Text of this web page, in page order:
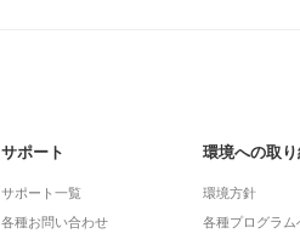
サポート
サポート一覧
各種お問い合わせ
環境への取
環境方針
各種プログラム